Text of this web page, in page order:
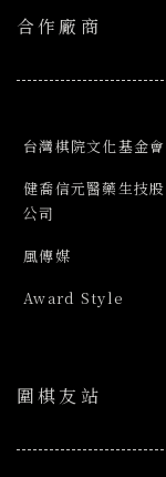
合作廠商
台灣棋院文化基金會
健喬信元醫藥生技
公司
風傳媒
Award Style
圍棋友站